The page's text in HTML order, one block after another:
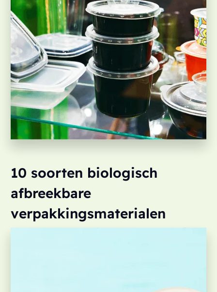
10 soorten biologisch
afbreekbare
verpakkingsmaterialen